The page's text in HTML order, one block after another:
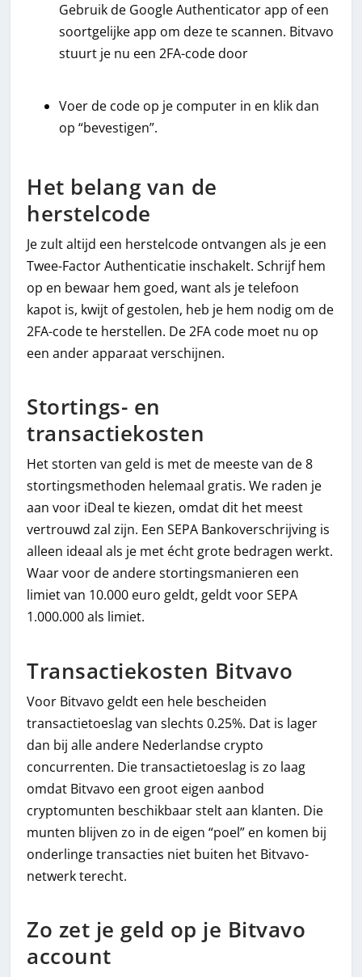
Gebruik de Google Authenticator app of een
soortgelijke app om deze te scannen. Bitvavo
stuurt je nu een 2FA-code door
Voer de code op je computer in en klik dan
op “bevestigen”.
Het belang van de
herstelcode
Je zult altijd een herstelcode ontvangen als je een
Twee-Factor Authenticatie inschakelt. Schrijf hem
op en bewaar hem goed, want als je telefoon
kapot is, kwijt of gestolen, heb je hem nodig om de
2FA-code te herstellen. De 2FA code moet nu op
een ander apparaat verschijnen.
Stortings- en
transactiekosten
Het storten van geld is met de meeste van de 8
stortingsmethoden helemaal gratis. We raden je
aan voor iDeal te kiezen, omdat dit het meest
vertrouwd zal zijn. Een SEPA Bankoverschrijving is
alleen ideaal als je met écht grote bedragen werkt.
Waar voor de andere stortingsmanieren een
limiet van 10.000 euro geldt, geldt voor SEPA
1.000.000 als limiet.
Transactiekosten Bitvavo
Voor Bitvavo geldt een hele bescheiden
transactietoeslag van slechts 0.25%. Dat is lager
dan bij alle andere Nederlandse crypto
concurrenten. Die transactietoeslag is zo laag
omdat Bitvavo een groot eigen aanbod
cryptomunten beschikbaar stelt aan klanten. Die
munten blijven zo in de eigen “poel” en komen bij
onderlinge transacties niet buiten het Bitvavo-
netwerk terecht.
Zo zet je geld op je Bitvavo
account